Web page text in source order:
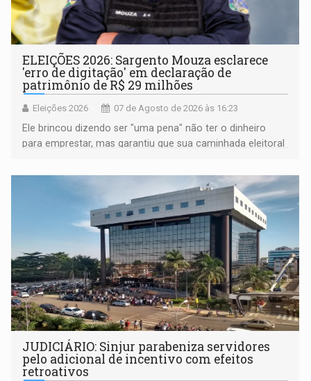
ELEIÇÕES 2026: Sargento Mouza esclarece
'erro de digitação' em declaração de
patrimônio de R$ 29 milhões
Eleições 2026 07 de Agosto de 2026 às 16:23
Ele brincou dizendo ser "uma pena" não ter o dinheiro
para emprestar, mas garantiu que sua caminhada eleitoral
JUDICIÁRIO: Sinjur parabeniza servidores
pelo adicional de incentivo com efeitos
retroativos